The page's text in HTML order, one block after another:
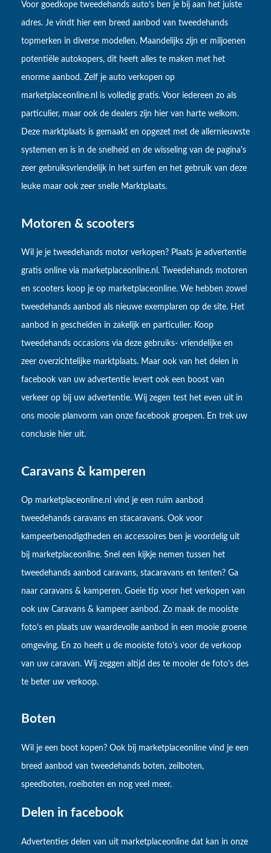
Voor goedkope tweedehands auto’s ben je bij aan het juiste
adres. Je vindt hier een breed aanbod van tweedehands
topmerken in diverse modellen. Maandelijks zijn er miljoenen
potentiële autokopers, dit heeft alles te maken met het
enorme aanbod. Zelf je auto verkopen op
marketplaceonline.nl is volledig gratis. Voor iedereen zo als
particulier, maar ook de dealers zijn hier van harte welkom.
Deze marktplaats is gemaakt en opgezet met de allernieuwste
systemen en is in de snelheid en de wisseling van de pagina's
zeer gebruiksvriendelijk in het surfen en het gebruik van deze
leuke maar ook zeer snelle Marktplaats.
Motoren & scooters
Wil je je tweedehands motor verkopen? Plaats je advertentie
gratis online via marketplaceonline.nl. Tweedehands motoren
en scooters koop je op marketplaceonline. We hebben zowel
tweedehands aanbod als nieuwe exemplaren op de site. Het
aanbod in gescheiden in zakelijk en particulier. Koop
tweedehands occasions via deze gebruiks- vriendelijke en
zeer overzichtelijke marktplaats. Maar ook van het delen in
facebook van uw advertentie levert ook een boost van
verkeer op bij uw advertentie. Wij zegen test het even uit in
ons mooie planvorm van onze facebook groepen. En trek uw
conclusie hier uit.
Caravans & kamperen
Op marketplaceonline.nl vind je een ruim aanbod
tweedehands caravans en stacaravans. Ook voor
kampeerbenodigdheden en accessoires ben je voordelig uit
bij marketplaceonline. Snel een kijkje nemen tussen het
tweedehands aanbod caravans, stacaravans en tenten? Ga
naar caravans & kamperen. Goeie tip voor het verkopen van
ook uw Caravans & kampeer aanbod. Zo maak de mooiste
foto's en plaats uw waardevolle aanbod in een mooie groene
omgeving. En zo heeft u de mooiste foto's voor de verkoop
van uw caravan. Wij zeggen altijd des te mooier de foto's des
te beter uw verkoop.
Boten
Wil je een boot kopen? Ook bij marketplaceonline vind je een
breed aanbod van tweedehands boten, zeilboten,
speedboten, roeiboten en nog veel meer.
Delen in facebook
Advertenties delen van uit marketplaceonline dat kan in onze